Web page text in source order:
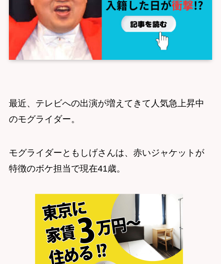
最近、テレビへの出演が増えてきて人気急上昇中
のモグライダー。
モグライダーともしげさんは、赤いジャケットが
特徴のボケ担当で現在41歳。